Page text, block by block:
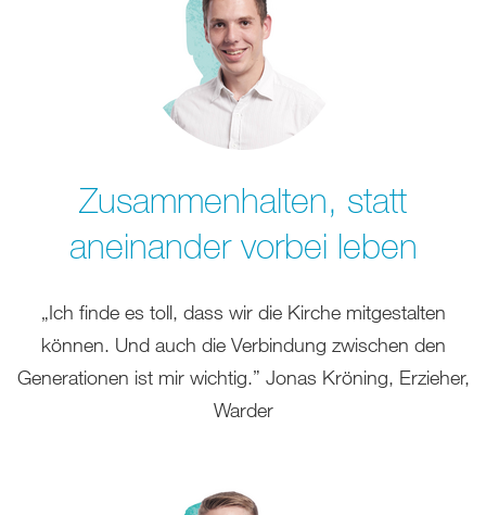
Zusammenhalten, statt
aneinander vorbei leben
„Ich finde es toll, dass wir die Kirche mitgestalten
können. Und auch die Verbindung zwischen den
Generationen ist mir wichtig.” Jonas Kröning, Erzieher,
Warder